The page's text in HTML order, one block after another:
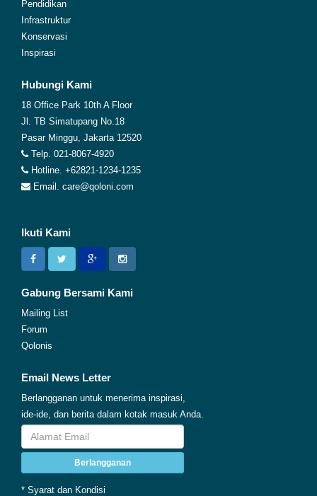
Pendidikan
Infrastruktur
Konservasi
Inspirasi
Hubungi Kami
18 Office Park 10th A Floor
Jl. TB Simatupang No.18
Pasar Minggu, Jakarta 12520
Telp. 021-8067-4920
Hotline. +62821-1234-1235
Email. care@qoloni.com
Ikuti Kami
Gabung Bersami Kami
Mailing List
Forum
Qolonis
Email News Letter
Berlangganan untuk menerima inspirasi,
ide-ide, dan berita dalam kotak masuk Anda.
Berlangganan
* Syarat dan Kondisi